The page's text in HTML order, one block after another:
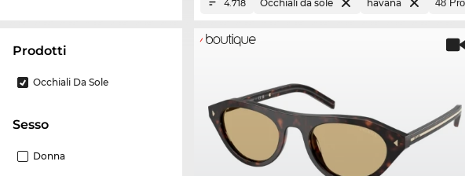
Prodotti
Occhiali Da Sole
Sesso
Donna
4.718 Occhiali da sole havana